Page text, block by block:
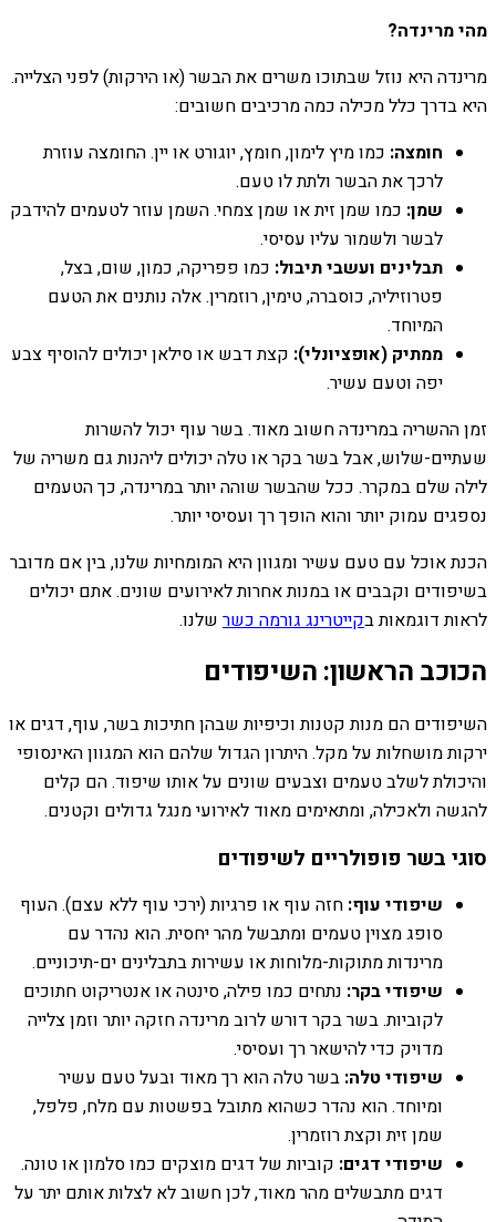
מהי מרינדה?
מרינדה היא נוזל שבתוכו משרים את הבשר (או הירקות) לפני הצלייה.
היא בדרך כלל מכילה כמה מרכיבים חשובים:
חומצה: כמו מיץ לימון, חומץ, יוגורט או יין. החומצה עוזרת
לרכך את הבשר ולתת לו טעם.
שמן: כמו שמן זית או שמן צמחי. השמן עוזר לטעמים להידבק
לבשר ולשמור עליו עסיסי.
תבלינים ועשבי תיבול: כמו פפריקה, כמון, שום, בצל,
פטרוזיליה, כוסברה, טימין, רוזמרין. אלה נותנים את הטעם
המיוחד.
ממתיק (אופציונלי): קצת דבש או סילאן יכולים להוסיף צבע
יפה וטעם עשיר.
זמן ההשריה במרינדה חשוב מאוד. בשר עוף יכול להשרות
שעתיים-שלוש, אבל בשר בקר או טלה יכולים ליהנות גם משריה של
לילה שלם במקרר. ככל שהבשר שוהה יותר במרינדה, כך הטעמים
נספגים עמוק יותר והוא הופך רך ועסיסי יותר.
הכנת אוכל עם טעם עשיר ומגוון היא המומחיות שלנו, בין אם מדובר
בשיפודים וקבבים או במנות אחרות לאירועים שונים. אתם יכולים
לראות דוגמאות בקייטרינג גורמה כשר שלנו.
הכוכב הראשון: השיפודים
השיפודים הם מנות קטנות וכיפיות שבהן חתיכות בשר, עוף, דגים או
ירקות מושחלות על מקל. היתרון הגדול שלהם הוא המגוון האינסופי
והיכולת לשלב טעמים וצבעים שונים על אותו שיפוד. הם קלים
להגשה ולאכילה, ומתאימים מאוד לאירועי מנגל גדולים וקטנים.
סוגי בשר פופולריים לשיפודים
שיפודי עוף: חזה עוף או פרגיות (ירכי עוף ללא עצם). העוף
סופג מצוין טעמים ומתבשל מהר יחסית. הוא נהדר עם
מרינדות מתוקות-מלוחות או עשירות בתבלינים ים-תיכוניים.
שיפודי בקר: נתחים כמו פילה, סינטה או אנטריקוט חתוכים
לקוביות. בשר בקר דורש לרוב מרינדה חזקה יותר וזמן צלייה
מדויק כדי להישאר רך ועסיסי.
שיפודי טלה: בשר טלה הוא רך מאוד ובעל טעם עשיר
ומיוחד. הוא נהדר כשהוא מתובל בפשטות עם מלח, פלפל,
שמן זית וקצת רוזמרין.
שיפודי דגים: קוביות של דגים מוצקים כמו סלמון או טונה.
דגים מתבשלים מהר מאוד, לכן חשוב לא לצלות אותם יתר על